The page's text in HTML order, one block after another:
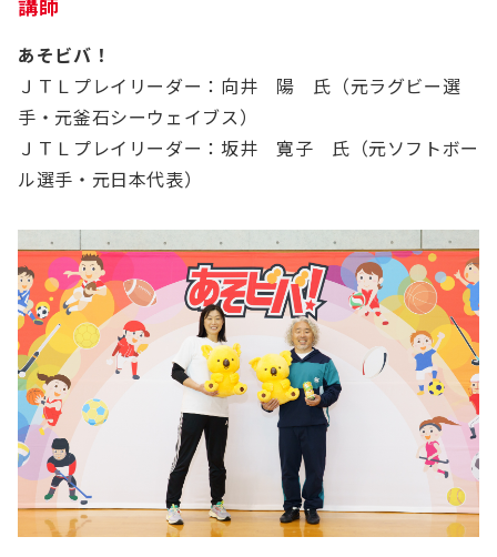
あそビバ！
ＪＴＬプレイリーダー：向井 陽 氏（元ラグビー選
手・元釜石シーウェイブス）
ＪＴＬプレイリーダー：坂井 寛子 氏（元ソフトボー
ル選手・元日本代表）